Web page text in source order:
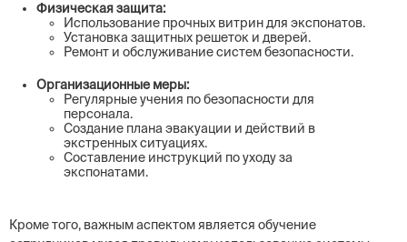
Физическая защита:
Использование прочных витрин для экспонатов.
Установка защитных решеток и дверей.
Ремонт и обслуживание систем безопасности.
Организационные меры:
Регулярные учения по безопасности для
персонала.
Создание плана эвакуации и действий в
экстренных ситуациях.
Составление инструкций по уходу за
экспонатами.
Кроме того, важным аспектом является обучение